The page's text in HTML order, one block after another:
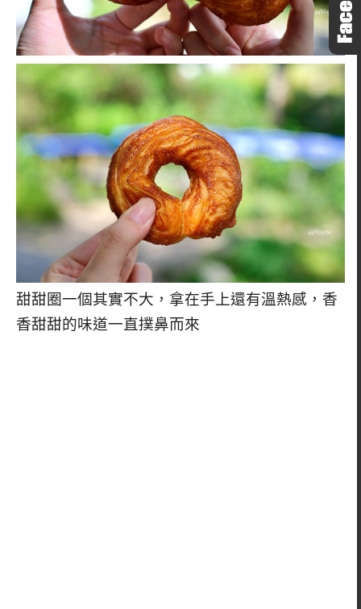
甜甜圈一個其實不大，拿在手上還有溫熱感，香
香甜甜的味道一直撲鼻而來